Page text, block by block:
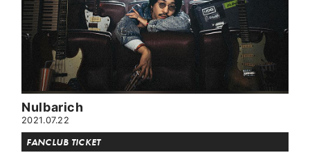
Nulbarich
2021.07.22
FANCLUB TICKET